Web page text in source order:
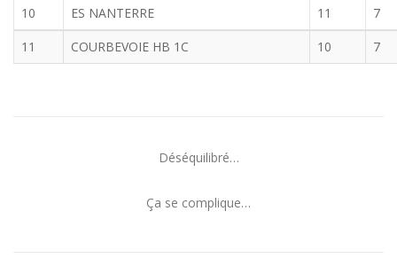
10
ES NANTERRE 11
7
11
COURBEVOIE HB 1C 10 7
Déséquilibré…
Ça se complique…